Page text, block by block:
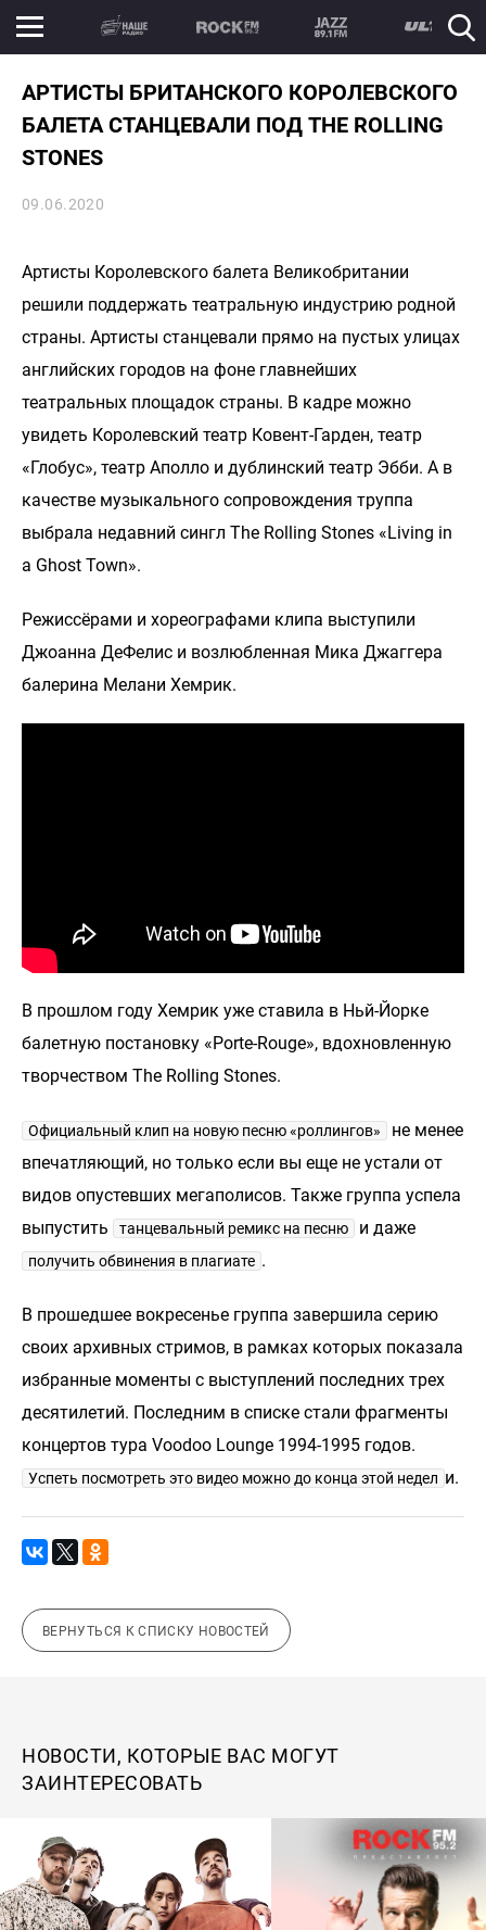
АРТИСТЫ БРИТАНСКОГО КОРОЛЕВСКОГО
БАЛЕТА СТАНЦЕВАЛИ ПОД THE ROLLING
STONES
09.06.2020
Артисты Королевского балета Великобритании
решили поддержать театральную индустрию родной
страны. Артисты станцевали прямо на пустых улицах
английских городов на фоне главнейших
театральных площадок страны. В кадре можно
увидеть Королевский театр Ковент-Гарден, театр
«Глобус», театр Аполло и дублинский театр Эбби. А в
качестве музыкального сопровождения труппа
выбрала недавний сингл The Rolling Stones «Living in
a Ghost Town».
Режиссёрами и хореографами клипа выступили
Джоанна ДеФелис и возлюбленная Мика Джаггера
балерина Мелани Хемрик.
В прошлом году Хемрик уже ставила в Ньй-Йорке
балетную постановку «Porte-Rouge», вдохновленную
творчеством The Rolling Stones.
Официальный клип на новую песню «роллингов»
не менее
впечатляющий, но только если вы еще не устали от
видов опустевших мегаполисов. Также группа успела
выпустить
танцевальный ремикс на песню и даже
получить обвинения в плагиате .
В прошедшее вокресенье группа завершила серию
своих архивных стримов, в рамках которых показала
избранные моменты с выступлений последних трех
десятилетий. Последним в списке стали фрагменты
концертов тура Voodoo Lounge 1994-1995 годов.
Успеть посмотреть это видео можно до конца этой недел и.
ВЕРНУТЬСЯ К СПИСКУ НОВОСТЕЙ
НОВОСТИ, КОТОРЫЕ ВАС МОГУТ
ЗАИНТЕРЕСОВАТЬ